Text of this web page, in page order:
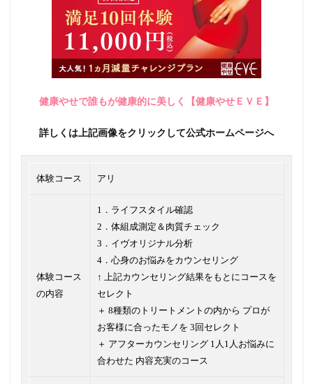
健康やせで誰もが健康的に美しく【健康やせＥＶＥ】
詳しくは上記画像をクリックして公式ホームページへ
体験コース アリ
体験コース
の内容
1．ライフスタイル確認
2．体組成測定＆肉質チェック
3．イヴオリジナル分析
4．心身のお悩みをカウンセリング
↑ 上記カウンセリング結果をもとにコースを
セレクト
＋ 8種類のトリートメントの内から プロが
お客様に合ったモノを 3回セレクト
＋ アフターカウンセリング 1人1人お悩みに
合わせた 内容充実のコース